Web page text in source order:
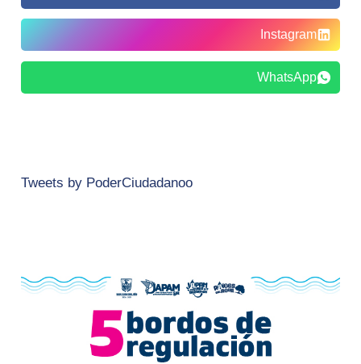
Instagram
WhatsApp
Tweets by PoderCiudadanoo